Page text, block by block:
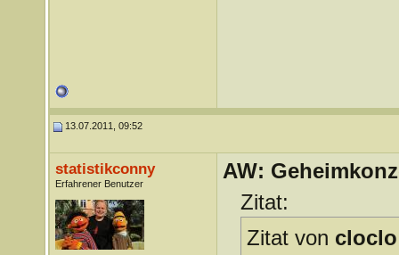
13.07.2011, 09:52
statistikconny
Erfahrener Benutzer
AW:
Zitat:
Zitat von cloclo